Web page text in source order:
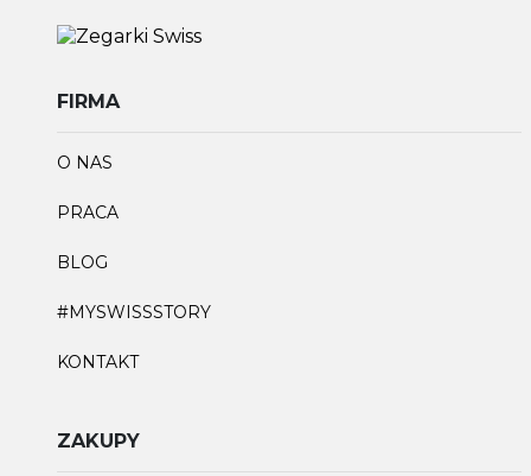
FIRMA
O NAS
PRACA
BLOG
#MYSWISSSTORY
KONTAKT
ZAKUPY